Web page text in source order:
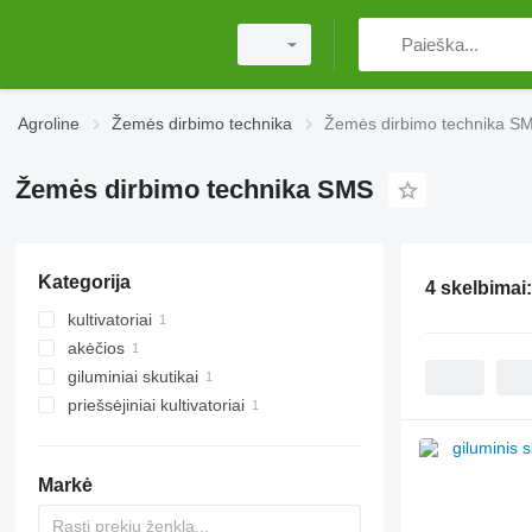
Agroline Žemės dirbimo technika Žemės dirbimo technika
Žemės dirbimo technika SMS
Kategorija
kultivatoriai
akėčios
diskinės akėčios
giluminiai skutikai
priešsėjiniai kultivatoriai
Markė
4 skelbimai: